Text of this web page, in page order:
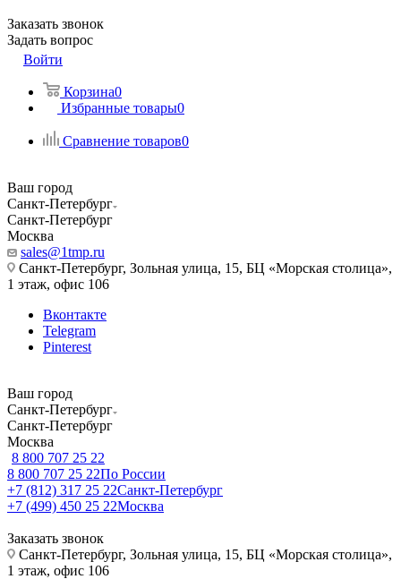
Заказать звонок
Задать вопрос
Войти
Корзина0
Избранные товары0
Сравнение товаров0
Ваш город
Санкт-Петербург
Санкт-Петербург
Москва
sales@1tmp.ru
Санкт-Петербург, Зольная улица, 15, БЦ «Морская столица»,
1 этаж, офис 106
Вконтакте
Telegram
Pinterest
Ваш город
Санкт-Петербург
Санкт-Петербург
Москва
8 800 707 25 22
8 800 707 25 22По России
+7 (812) 317 25 22Санкт-Петербург
+7 (499) 450 25 22Москва
Заказать звонок
Санкт-Петербург, Зольная улица, 15, БЦ «Морская столица»,
1 этаж, офис 106